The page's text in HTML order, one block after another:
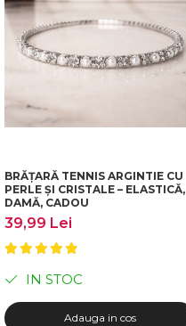
BRĂȚARĂ TENNIS ARGINTIE CU
PERLE ȘI CRISTALE – ELASTICĂ,
DAMĂ, CADOU
39,99 Lei
IN STOC
Adauga in cos